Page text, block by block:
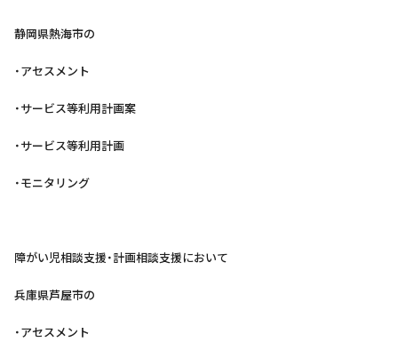
静岡県熱海市の
・アセスメント
・サービス等利用計画案
・サービス等利用計画
・モニタリング
障がい児相談支援・計画相談支援において
兵庫県芦屋市の
・アセスメント